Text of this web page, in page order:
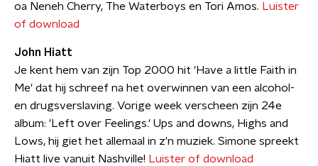
oa Neneh Cherry, The Waterboys en Tori Amos. Luister
of download
John Hiatt
Je kent hem van zijn Top 2000 hit 'Have a little Faith in
Me' dat hij schreef na het overwinnen van een alcohol-
en drugsverslaving. Vorige week verscheen zijn 24e
album: 'Left over Feelings.' Ups and downs, Highs and
Lows, hij giet het allemaal in z'n muziek. Simone spreekt
Hiatt live vanuit Nashville! Luister of download